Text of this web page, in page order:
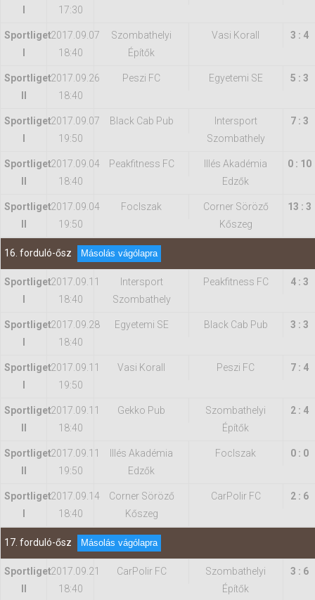
17:30
Sportliget2017.09.07
18:40
Szombathelyi
Építők
Vasi Korall 3 : 4
Sportliget2017.09.26
18:40
Peszi FC Egyetemi SE 5 : 3
Sportliget2017.09.07
19:50
Black Cab Pub
Intersport
Szombathely
7 : 3
Sportliget2017.09.04
18:40
Peakfitness FC
Illés Akadémia
Edzők
0 : 10
Sportliget2017.09.04
19:50
FocIszak
Corner Söröző
Kőszeg
13 : 3
16. forduló-ősz Másolás vágólapra
Sportliget2017.09.11
18:40
Intersport
Szombathely
Peakfitness FC 4 : 3
Sportliget2017.09.28
18:40
Egyetemi SE Black Cab Pub 3 : 3
Sportliget2017.09.11
19:50
Vasi Korall Peszi FC 7 : 4
Sportliget2017.09.11
18:40
Gekko Pub
Szombathelyi
Építők
2 : 4
Sportliget2017.09.11
19:50
Illés Akadémia
Edzők
FocIszak 0 : 0
Sportliget2017.09.14
18:40
Corner Söröző
Kőszeg
CarPolir FC 2 : 6
17. forduló-ősz Másolás vágólapra
Sportliget2017.09.21
18:40
CarPolir FC
Szombathelyi
Építők
3 : 6